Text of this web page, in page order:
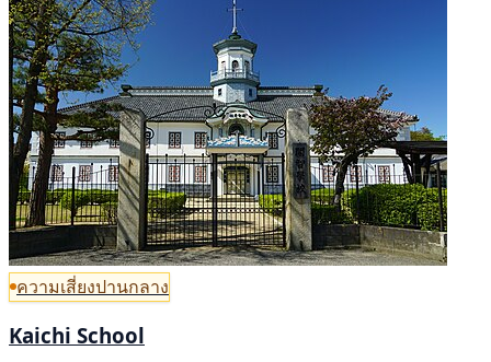
ความเสี่ยงปานกลาง
Kaichi School